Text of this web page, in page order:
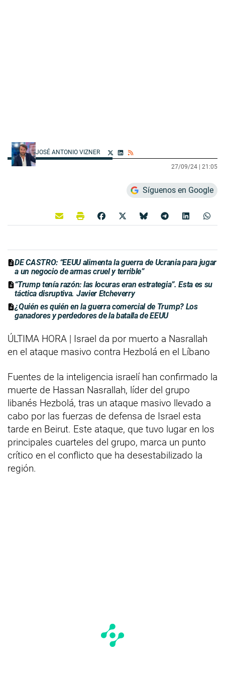
JOSÉ ANTONIO VIZNER
27/09/24 | 21:05
Síguenos en Google
DE CASTRO: “EEUU alimenta la guerra de Ucrania para jugar
a un negocio de armas cruel y terrible”
“Trump tenía razón: las locuras eran estrategia”. Esta es su
táctica disruptiva. Javier Etcheverry
¿Quién es quién en la guerra comercial de Trump? Los
ganadores y perdedores de la batalla de EEUU
ÚLTIMA HORA | Israel da por muerto a Nasrallah
en el ataque masivo contra Hezbolá en el Líbano
Fuentes de la inteligencia israelí han confirmado la
muerte de Hassan Nasrallah, líder del grupo
libanés Hezbolá, tras un ataque masivo llevado a
cabo por las fuerzas de defensa de Israel esta
tarde en Beirut. Este ataque, que tuvo lugar en los
principales cuarteles del grupo, marca un punto
crítico en el conflicto que ha desestabilizado la
región.